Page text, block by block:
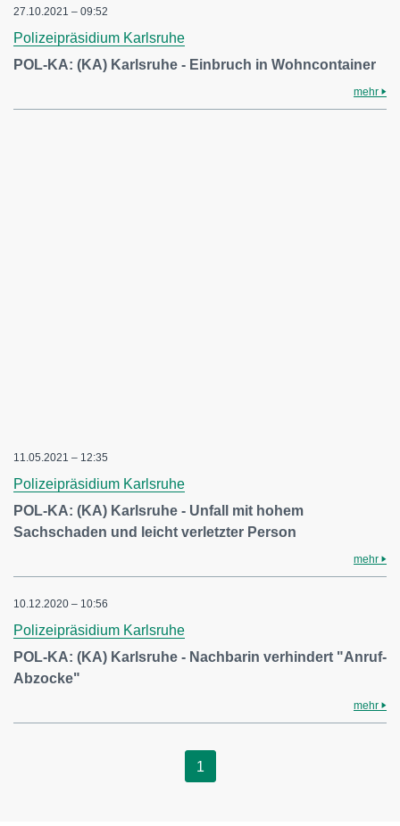
27.10.2021 – 09:52
Polizeipräsidium Karlsruhe
POL-KA: (KA) Karlsruhe - Einbruch in Wohncontainer
mehr
11.05.2021 – 12:35
Polizeipräsidium Karlsruhe
POL-KA: (KA) Karlsruhe - Unfall mit hohem
Sachschaden und leicht verletzter Person
mehr
10.12.2020 – 10:56
Polizeipräsidium Karlsruhe
POL-KA: (KA) Karlsruhe - Nachbarin verhindert "Anruf-
Abzocke"
mehr
1